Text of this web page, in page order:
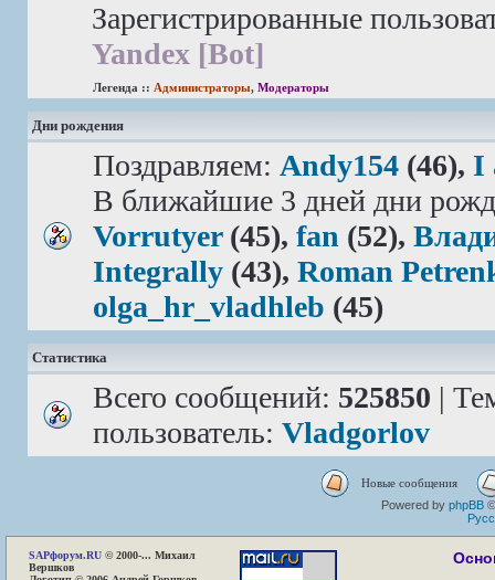
Зарегистрированные
Yandex [Bot]
Легенда :: Администраторы, Модераторы
Дни рождения
Поздравляем: Andy154 (46), I
В ближайшие 3 дней дни
Vorrutyer(45), fan (52),
Integrally (43), Roman
olga_hr_vladhleb (45)
Статистика
Всего сообщений: 525850 |
пользователь: Vladgorlov
Новые сообщения
Powered by phpBB
SAPфорум.RU © 2000-... Михаил
Вершков